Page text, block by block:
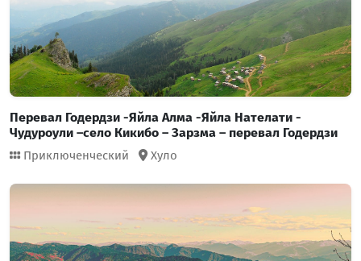
Перевал Годердзи -Яйла Алма -Яйла Нателати -
Чудуроули –село Кикибо – Зарзма – перевал Годердзи
Приключенческий Хуло